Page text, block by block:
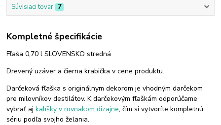
Súvisiaci tovar 7
Kompletné špecifikácie
Fľaša 0,70 l SLOVENSKO stredná
Drevený uzáver a čierna krabička v cene produktu.
Darčeková fľaška s originálnym dekorom je vhodným darčekom
pre milovníkov destilátov. K darčekovým fľaškám odporúčame
vybrať aj kalíšky v rovnakom dizajne, čím si vytvoríte kompletnú
sériu podľa svojho želania.